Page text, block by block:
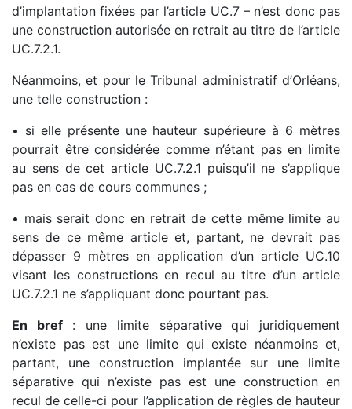
d’implantation fixées par l’article UC.7 – n’est donc pas
une construction autorisée en retrait au titre de l’article
UC.7.2.1.
Néanmoins, et pour le Tribunal administratif d’Orléans,
une telle construction :
• si elle présente une hauteur supérieure à 6 mètres
pourrait être considérée comme n’étant pas en limite
au sens de cet article UC.7.2.1 puisqu’il ne s’applique
pas en cas de cours communes ;
• mais serait donc en retrait de cette même limite au
sens de ce même article et, partant, ne devrait pas
dépasser 9 mètres en application d’un article UC.10
visant les constructions en recul au titre d’un article
UC.7.2.1 ne s’appliquant donc pourtant pas.
En bref: une limite séparative qui juridiquement
n’existe pas est une limite qui existe néanmoins et,
partant, une construction implantée sur une limite
séparative qui n’existe pas est une construction en
recul de celle-ci pour l’application de règles de hauteur